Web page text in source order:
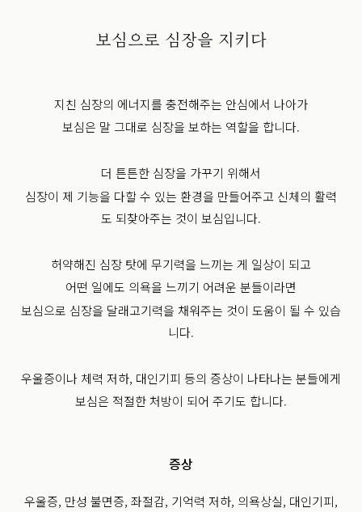
보심으로 심장을 지키다
지친 심장의 에너지를 충전해주는 안심에서 나아가
보심은 말 그대로 심장을 보하는 역할을 합니다.
더 튼튼한 심장을 가꾸기 위해서
심장이 제 기능을 다할 수 있는 환경을 만들어주고 신체의 활력
도 되찾아주는 것이 보심입니다.
허약해진 심장 탓에 무기력을 느끼는 게 일상이 되고
어떤 일에도 의욕을 느끼기 어려운 분들이라면
보심으로 심장을 달래고기력을 채워주는 것이 도움이 될 수 있습
니다.
우울증이나 체력 저하, 대인기피 등의 증상이 나타나는 분들에게
보심은 적절한 처방이 되어 주기도 합니다.
증상
우울증, 만성 불면증, 좌절감, 기억력 저하, 의욕상실, 대인기피,